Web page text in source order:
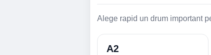
Alege rapid un drum important
A2